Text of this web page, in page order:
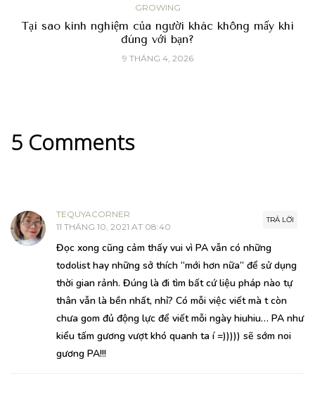
GROWING
Tại sao kinh nghiệm của người khác không mấy khi
đúng với bạn?
9 THÁNG 4, 2026
5 Comments
TRẢ LỜI
TEQUYACORNER
11 THÁNG 10, 2021 AT 08:40
Đọc xong cũng cảm thấy vui vì PA vẫn có những
todolist hay những sở thích “mới hơn nữa” để sử dụng
thời gian rảnh. Đúng là đi tìm bất cứ liệu pháp nào tự
thân vẫn là bền nhất, nhỉ? Có mỗi việc viết mà t còn
chưa gom đủ động lực để viết mỗi ngày hiuhiu… PA như
kiểu tấm gương vượt khó quanh ta í =))))) sẽ sớm noi
gương PA!!!